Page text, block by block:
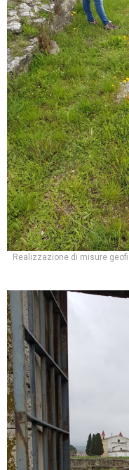
Realizzazione di misure